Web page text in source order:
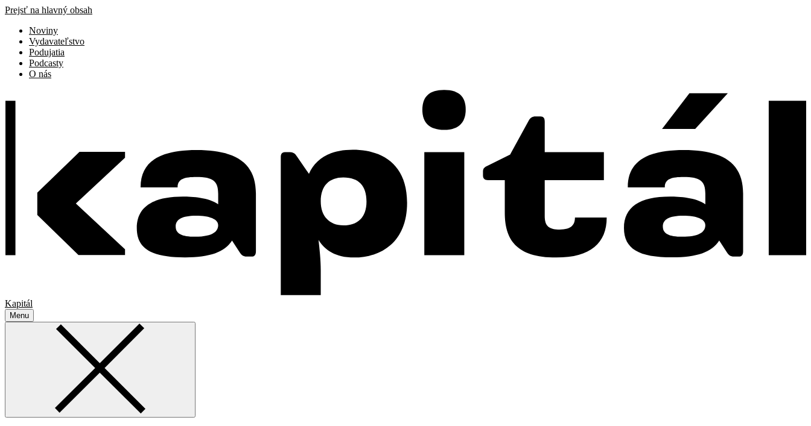
Prejsť na hlavný obsah
Noviny
Vydavateľstvo
Podujatia
Podcasty
O nás
Kapitál
Menu